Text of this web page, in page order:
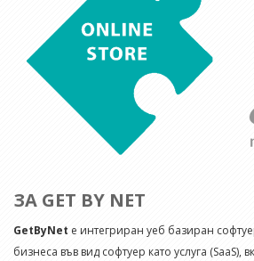
ЗА GET BY NET
GetByNet е интегриран уеб базиран
бизнеса във вид софтуер като услуга (SaaS),